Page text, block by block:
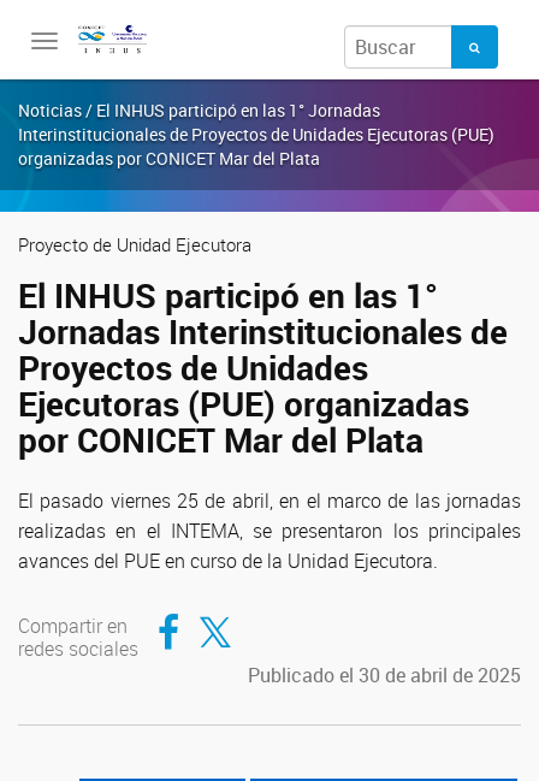
Toggle
Noticias / El INHUS participó en las 1° Jornadas
Interinstitucionales de Proyectos de Unidades Ejecutoras (PUE)
organizadas por CONICET Mar del Plata
Proyecto de Unidad Ejecutora
El INHUS participó en las 1°
Jornadas Interinstitucionales de
Proyectos de Unidades
Ejecutoras (PUE) organizadas
por CONICET Mar del Plata
El pasado viernes 25 de abril, en el marco de las jornadas
realizadas en el INTEMA, se presentaron los principales
avances del PUE en curso de la Unidad Ejecutora.
Compartir en
redes sociales
Compartir en Facebook
Compartir en Twitter
Publicado el 30 de abril de 2025